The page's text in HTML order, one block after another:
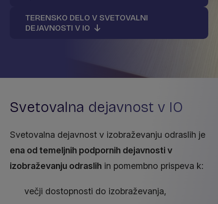
TERENSKO DELO V SVETOVALNI
DEJAVNOSTI V IO
Svetovalna dejavnost v IO
Svetovalna dejavnost v izobraževanju odraslih je
ena od temeljnih podpornih dejavnosti v
izobraževanju odraslih in pomembno prispeva k:
večji dostopnosti do izobraževanja,